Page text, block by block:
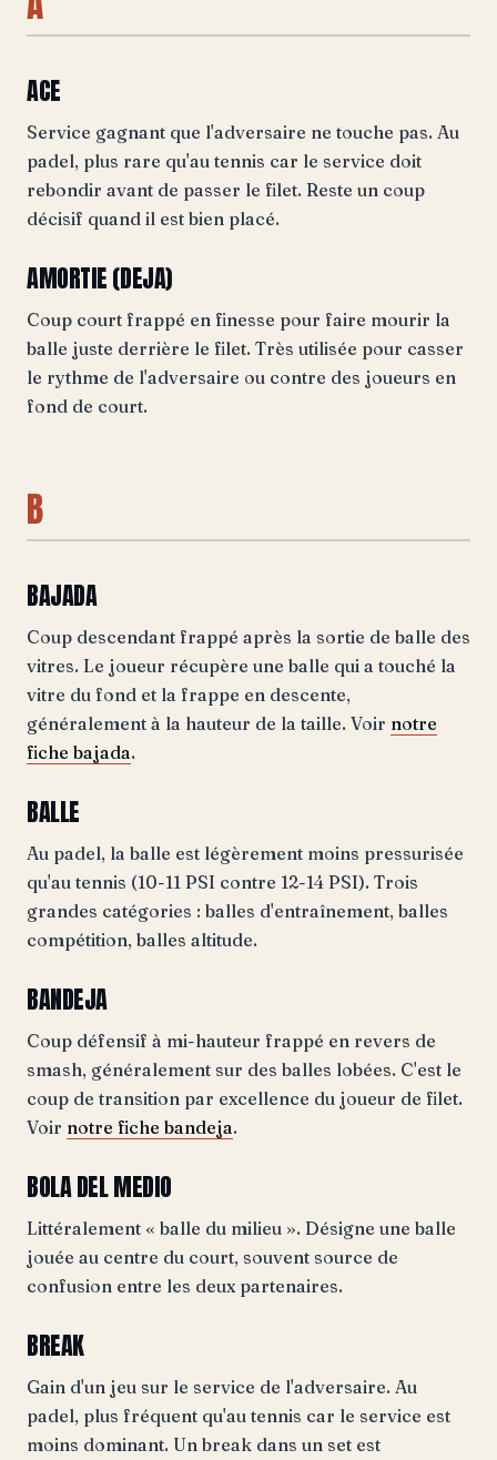
ACE
Service gagnant que l'adversaire ne touche pas. Au
padel, plus rare qu'au tennis car le service doit
rebondir avant de passer le filet. Reste un coup
décisif quand il est bien placé.
AMORTIE (DEJA)
Coup court frappé en finesse pour faire mourir la
balle juste derrière le filet. Très utilisée pour casser
le rythme de l'adversaire ou contre des joueurs en
fond de court.
B
BAJADA
Coup descendant frappé après la sortie de balle des
vitres. Le joueur récupère une balle qui a touché la
vitre du fond et la frappe en descente,
généralement à la hauteur de la taille. Voir notre
fiche bajada.
BALLE
Au padel, la balle est légèrement moins pressurisée
qu'au tennis (10-11 PSI contre 12-14 PSI). Trois
grandes catégories : balles d'entraînement, balles
compétition, balles altitude.
BANDEJA
Coup défensif à mi-hauteur frappé en revers de
smash, généralement sur des balles lobées. C'est le
coup de transition par excellence du joueur de filet.
Voir notre fiche bandeja.
BOLA DEL MEDIO
Littéralement « balle du milieu ». Désigne une balle
jouée au centre du court, souvent source de
confusion entre les deux partenaires.
BREAK
Gain d'un jeu sur le service de l'adversaire. Au
padel, plus fréquent qu'au tennis car le service est
moins dominant. Un break dans un set est